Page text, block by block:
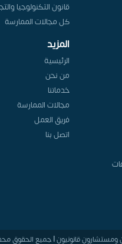
قانون التكنولوجيا
كل مجالات الممارسة
المزيد
الرئيسية
من نحن
خدماتنا
مجالات الممارسة
فريق العمل
اتصل بنا
ومستشارون قانونيون | جميع الحقوق